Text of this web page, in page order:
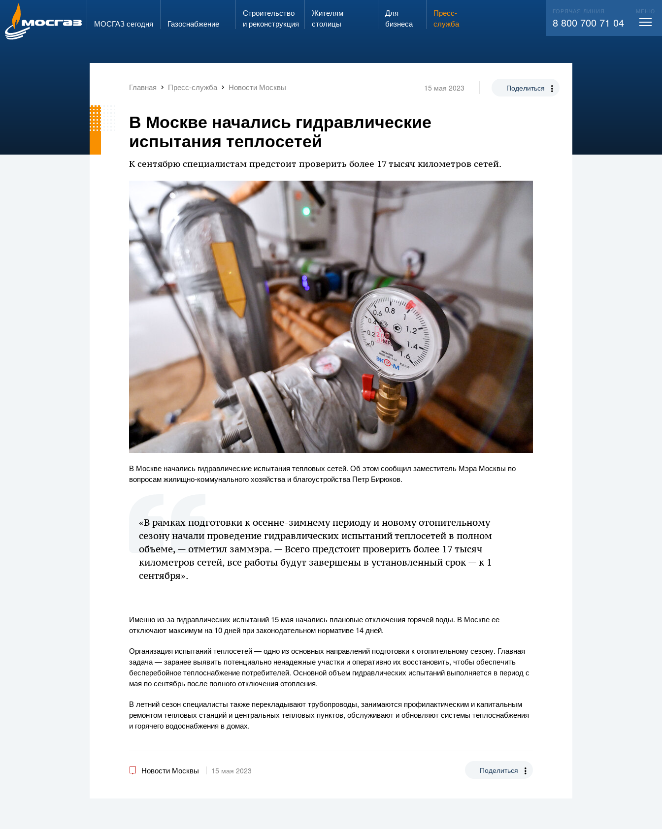
Запах газа?
ЗВОНИ 104 ВЫЗВАТЬ СЛЕСАРЯ
ГОРЯЧАЯ ЛИНИЯ
8 800 700 71 04 info@mos-gaz.ru
МОСГАЗ сегодня Газо­снабжение
Строительство
и реконструкция
Жителям
столицы
Для
бизнеса
Пресс-
служба
ГОРЯЧАЯ ЛИНИЯ
8 800 700 71 04
МЕНЮ
Главная Пресс-служба Новости Москвы 15 мая 2023 Поделиться
В Москве начались гидравлические
испытания теплосетей
К сентябрю специалистам предстоит проверить более 17 тысяч километров сетей.
В Москве начались гидравлические испытания тепловых сетей. Об этом сообщил заместитель Мэра Москвы по
вопросам жилищно-коммунального хозяйства и благоустройства Петр Бирюков.
«В рамках подготовки к осенне-зимнему периоду и новому отопительному
сезону начали проведение гидравлических испытаний теплосетей в полном
объеме, — отметил заммэра. — Всего предстоит проверить более 17 тысяч
километров сетей, все работы будут завершены в установленный срок — к 1
сентября».
Именно из-за гидравлических испытаний 15 мая начались плановые отключения горячей воды. В Москве ее
отключают максимум на 10 дней при законодательном нормативе 14 дней.
Организация испытаний теплосетей — одно из основных направлений подготовки к отопительному сезону. Главная
задача — заранее выявить потенциально ненадежные участки и оперативно их восстановить, чтобы обеспечить
бесперебойное теплоснабжение потребителей. Основной объем гидравлических испытаний выполняется в период с
мая по сентябрь после полного отключения отопления.
В летний сезон специалисты также перекладывают трубопроводы, занимаются профилактическим и капитальным
ремонтом тепловых станций и центральных тепловых пунктов, обслуживают и обновляют системы теплоснабжения
и горячего водоснабжения в домах.
Новости Москвы 15 мая 2023 Поделиться